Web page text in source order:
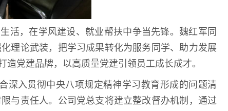
活，在学风建设、就业帮扶中争当先锋。魏红军同
理论武装，把学习成果转化为服务同学、助力发展
党建品牌，以高质量党建引领员工成长成才。
深入贯彻中央八项规定精神学习教育形成的问题清
与责任人。公司党总支将建立整改督办机制，通过